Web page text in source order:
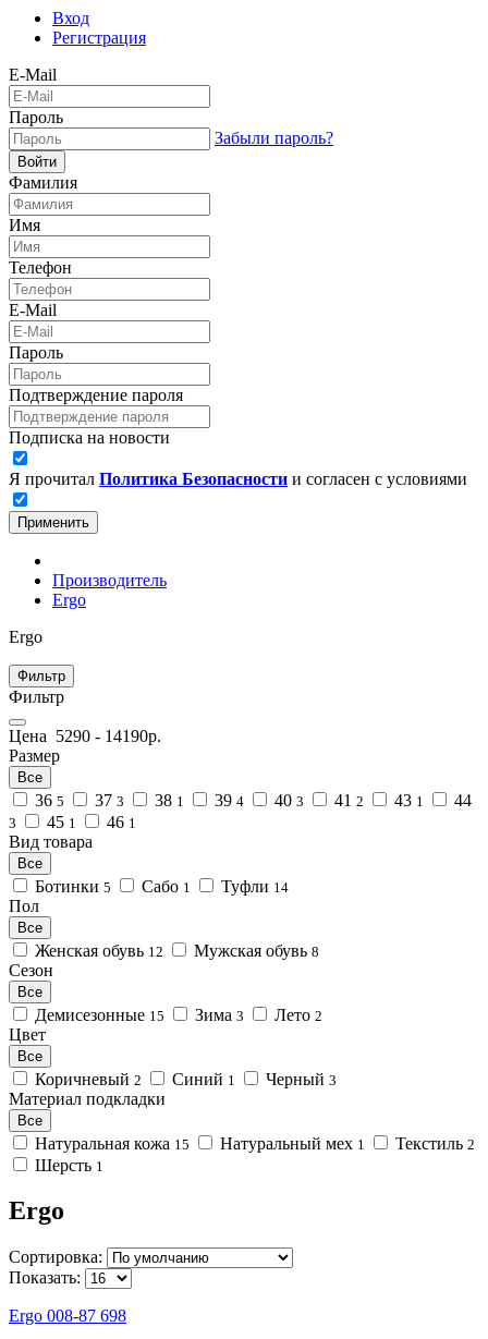
Вход
Регистрация
E-Mail
Пароль
Забыли пароль?
Войти
Фамилия
Имя
Телефон
E-Mail
Пароль
Подтверждение пароля
Подписка на новости
Я прочитал Политика Безопасности и согласен с условиями
Применить
Производитель
Ergo
Ergo
Фильтр
Фильтр
Цена 5290 - 14190р.
Размер
Все
36 5 37 3 38 1 39 4 40 3 41 2 43 1 44
3 45 1 46 1
Вид товара
Все
Ботинки 5 Сабо 1 Туфли 14
Пол
Все
Женская обувь 12 Мужская обувь 8
Сезон
Все
Демисезонные 15 Зима 3 Лето 2
Цвет
Все
Коричневый 2 Синий 1 Черный 3
Материал подкладки
Все
Натуральная кожа 15 Натуральный мех 1 Текстиль 2
Шерсть 1
Ergo
Сортировка:
Показать:
Ergo 008-87 698